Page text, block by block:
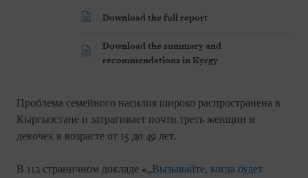
Download the full report
Download the summary and
recommendations in Kyrgy
Проблема семейного насилия широко распространена в
Кыргызстане и затрагивает почти треть женщин и
девочек в возрасте от 15 до 49 лет.
В 112 страничном докладе «„Вызывайте, когда будет